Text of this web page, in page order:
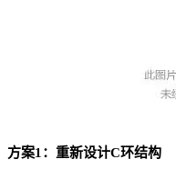
方案1：重新设计C环结构